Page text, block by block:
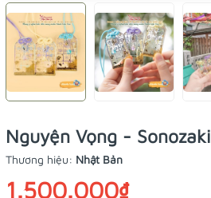
Nguyện Vọng - Sonozaki
Thương hiệu: Nhật Bản
1.500.000₫